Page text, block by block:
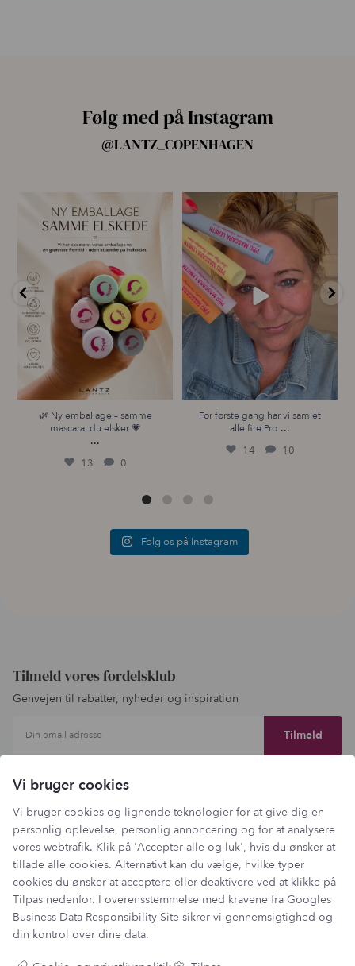
Følg med på Instagram
@LANTZ_COPENHAGEN
🌿 Ny emballage – samme
mascara, du elsker 💗
...
13
🌿 Ny emballage – samme
mascara, du elsker 💗
...
13 0
For første gang har vi samlet
alle fire Pro...
14 10
For første gang har vi samlet
alle fire Pro ...
14 10
Følg os på Instagram
Tilmeld vores fordelsklub
Genvejen til rabatter, nyheder og inspiration
Din email adresse
Vi bruger cookies
Vi bruger cookies og lignende teknologier for at give dig en
personlig oplevelse, personlig annoncering og for at analysere
vores webtrafik. Klik på 'Accepter alle og luk', hvis du ønsker at
tillade alle cookies. Alternativt kan du vælge, hvilke typer
cookies du ønsker at acceptere eller deaktivere ved at klikke på
Tilpas nedenfor. I overensstemmelse med kravene fra Googles
Business Data Responsibility Site sikrer vi gennemsigtighed og
din kontrol over dine data.